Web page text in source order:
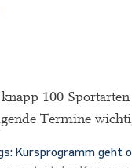
100
Termine
Kursprogramm geht